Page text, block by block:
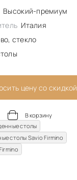
Высокий-премиум
Италия
стекло
цену со скидкой
В корзину
столы
столы Savio Firmino